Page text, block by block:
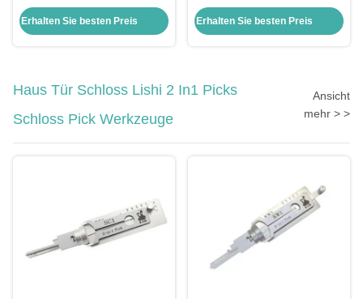
Zündverschluss Set Honda Civic
Verschluss Set für Honda Auto
Erhalten Sie besten Preis
Opel Ersatz
Erhalten Sie besten Preis
Haus Tür Schloss Lishi 2 In1 Picks
Schloss Pick Werkzeuge
Ansicht
mehr > >